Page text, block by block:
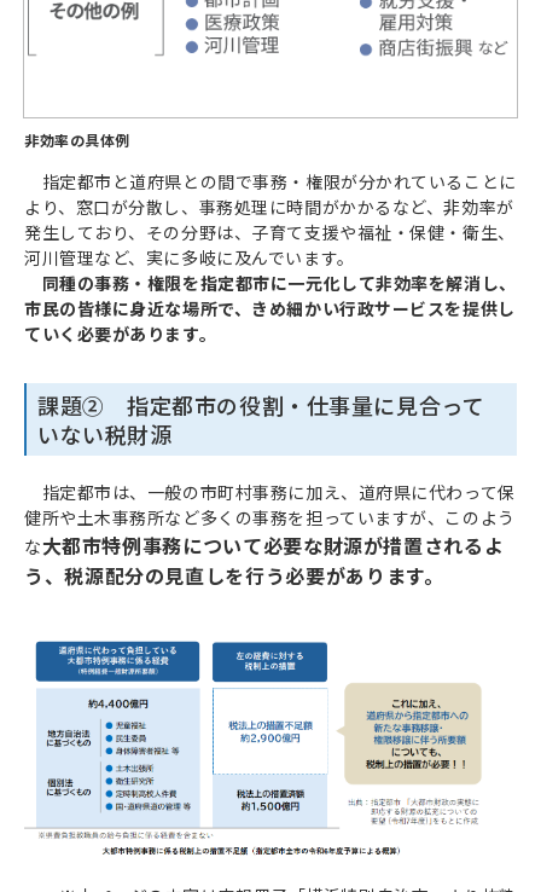
非効率の具体例
指定都市と道府県との間で事務・権限が分かれていることに
より、窓口が分散し、事務処理に時間がかかるなど、非効率が
発生しており、その分野は、子育て支援や福祉・保健・衛生、
河川管理など、実に多岐に及んでいます。
同種の事務・権限を指定都市に一元化して非効率を解消し、
市民の皆様に身近な場所で、きめ細かい行政サービスを提供し
ていく必要があります。
課題② 指定都市の役割・仕事量に見合って
いない税財源
指定都市は、一般の市町村事務に加え、道府県に代わって保
健所や土木事務所など多くの事務を担っていますが、このよう
な大都市特例事務について必要な財源が措置されるよ
う、税源配分の見直しを行う必要があります。